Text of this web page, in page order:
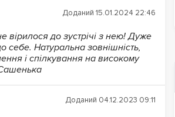
Доданий 15.01.2024 22:46
вірилося до зустрічі з нею! Дуже
себе. Натуральна зовнішність,
і спілкування на високому
Доданий 04.12.2023 09:11